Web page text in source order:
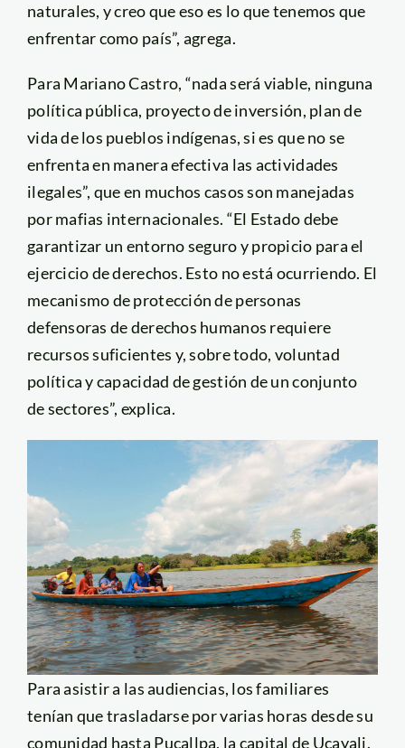
naturales, y creo que eso es lo que tenemos que
enfrentar como país”, agrega.
Para Mariano Castro, “nada será viable, ninguna
política pública, proyecto de inversión, plan de
vida de los pueblos indígenas, si es que no se
enfrenta en manera efectiva las actividades
ilegales”, que en muchos casos son manejadas
por mafias internacionales. “El Estado debe
garantizar un entorno seguro y propicio para el
ejercicio de derechos. Esto no está ocurriendo. El
mecanismo de protección de personas
defensoras de derechos humanos requiere
recursos suficientes y, sobre todo, voluntad
política y capacidad de gestión de un conjunto
de sectores”, explica.
Para asistir a las audiencias, los familiares
tenían que trasladarse por varias horas desde su
comunidad hasta Pucallpa, la capital de Ucayali.